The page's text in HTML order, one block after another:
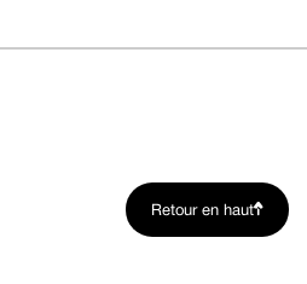
Retour en haut